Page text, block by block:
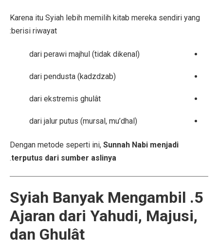
Karena itu Syiah lebih memilih kitab mereka sendiri yang
berisi riwayat:
dari perawi majhul (tidak dikenal)
dari pendusta (kadzdzab)
dari ekstremis ghulât
dari jalur putus (mursal, mu’dhal)
Dengan metode seperti ini, Sunnah Nabi menjadi
terputus dari sumber aslinya
.
5. Syiah Banyak Mengambil
Ajaran dari Yahudi, Majusi,
dan Ghulât